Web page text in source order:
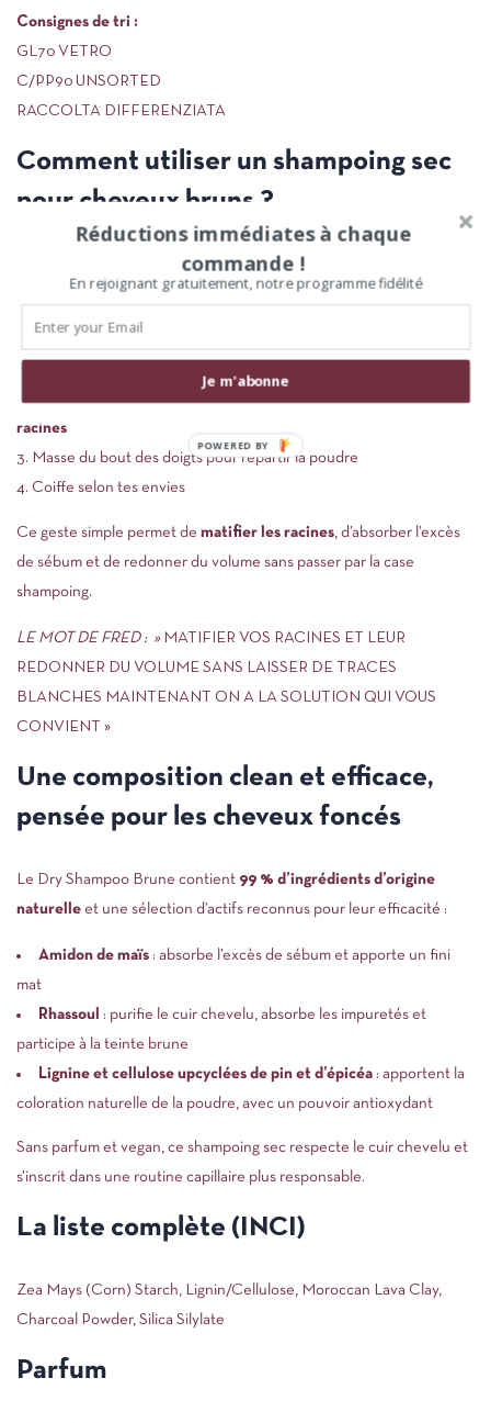
Consignes de tri :
GL70 VETRO
C/PP90 UNSORTED
RACCOLTA DIFFERENZIATA
Comment utiliser un shampoing sec
pour cheveux bruns ?
L’efficacité d’un shampoing sec dépend autant de sa formule que de
son application. Voici comment intégrer le Dry Shampoo Brune dans
ta routine :
Secoue légèrement puistapote le produit directement sur les
racines
Masse du bout des doigts pour répartir la poudre
Coiffe selon tes envies
Ce geste simple permet de matifier les racines , d’absorber l’excès
de sébum et de redonner du volume sans passer par la case
shampoing.
LE MOT DE FRED : » MATIFIER VOS RACINES ET LEUR
REDONNER DU VOLUME SANS LAISSER DE TRACES
BLANCHES MAINTENANT ON A LA SOLUTION QUI VOUS
CONVIENT »
Une composition clean et efficace,
pensée pour les cheveux foncés
Le Dry Shampoo Brune contient 99 % d’ingrédients d’origine
naturelle et une sélection d’actifs reconnus pour leur efficacité :
Amidon de maïs : absorbe l’excès de sébum et apporte un fini
mat
Rhassoul : purifie le cuir chevelu, absorbe les impuretés et
participe à la teinte brune
Lignine et cellulose upcyclées de pin et d’épicéa : apportent la
coloration naturelle de la poudre, avec un pouvoir antioxydant
Sans parfum et vegan, ce shampoing sec respecte le cuir chevelu et
s’inscrit dans une routine capillaire plus responsable.
La liste complète (INCI)
Zea Mays (Corn) Starch, Lignin/Cellulose, Moroccan Lava Clay,
Charcoal Powder, Silica Silylate
Parfum
Réductions immédiates à chaque
commande !
En rejoignant gratuitement, notre programme fidélité
Je m'abonne
POWERED BY